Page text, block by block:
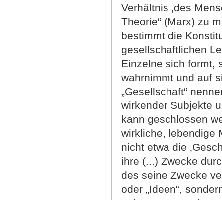
Verhältnis ‚des
Theorie“ (Marx) zu
bestimmt die
gesellschaftlichen
Einzelne sich formt,
wahrnimmt und auf
„Gesellschaft“
wirkender Subjekte
kann geschlossen
wirkliche, lebendige
nicht etwa die
ihre (...) Zwecke
des seine Zwecke
oder „Ideen“,